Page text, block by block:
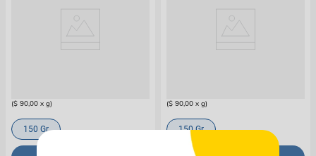
($ 90,00 x g)
150 Gr
($ 90,00 x g)
150 Gr